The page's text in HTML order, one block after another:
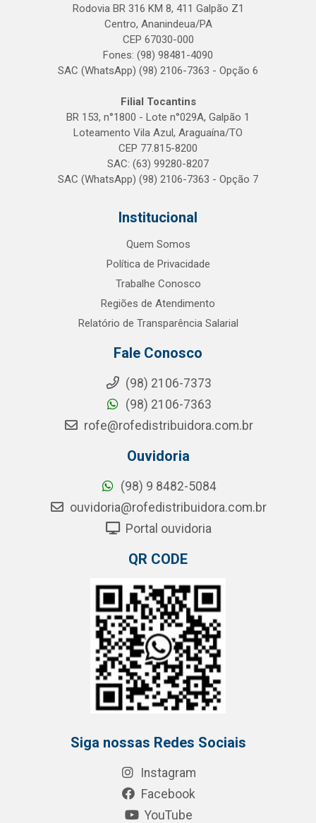
Rodovia BR 316 KM 8, 411 Galpão Z1
Centro, Ananindeua/PA
CEP 67030-000
Fones: (98) 98481-4090
SAC (WhatsApp) (98) 2106-7363 - Opção 6
Filial Tocantins
BR 153, n°1800 - Lote n°029A, Galpão 1
Loteamento Vila Azul, Araguaína/TO
CEP 77.815-8200
SAC: (63) 99280-8207
SAC (WhatsApp) (98) 2106-7363 - Opção 7
Institucional
Quem Somos
Política de Privacidade
Trabalhe Conosco
Regiões de Atendimento
Relatório de Transparência Salarial
Fale Conosco
(98) 2106-7373
(98) 2106-7363
rofe@rofedistribuidora.com.br
Ouvidoria
(98) 9 8482-5084
ouvidoria@rofedistribuidora.com.br
Portal ouvidoria
QR CODE
Siga nossas Redes Sociais
Instagram
Facebook
YouTube